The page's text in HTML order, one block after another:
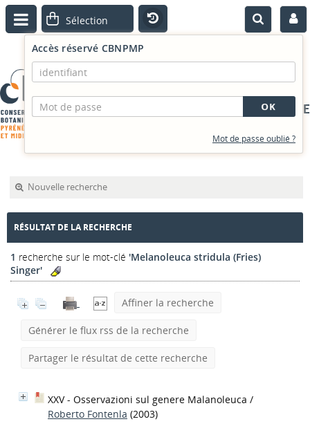
PORTAIL DOCUMENTAIRE
Accès réservé CBNPMP
Mot de passe oublié ?
Nouvelle recherche
RÉSULTAT DE LA RECHERCHE
1 recherche sur le mot-clé 'Melanoleuca stridula (Fries)
Singer'
Affiner la recherche
Générer le flux rss de la recherche
Partager le résultat de cette recherche
XXV - Osservazioni sul genere Malanoleuca /
Roberto Fontenla (2003)